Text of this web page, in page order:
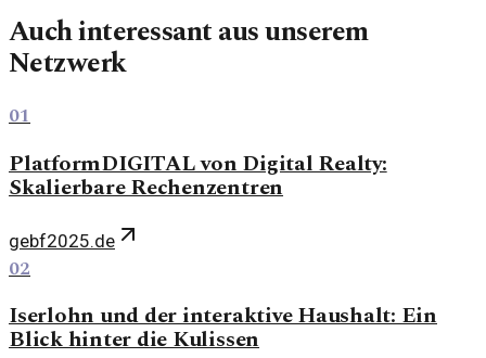
Auch interessant aus unserem
Netzwerk
01
PlatformDIGITAL von Digital Realty:
Skalierbare Rechenzentren
gebf2025.de
02
Iserlohn und der interaktive Haushalt: Ein
Blick hinter die Kulissen